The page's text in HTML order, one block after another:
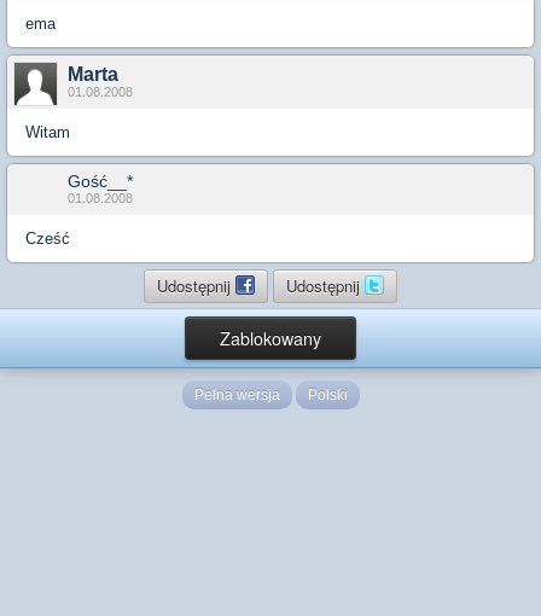
ema
Marta
01.08.2008
Witam
Gość__*
01.08.2008
Cześć
Udostępnij Udostępnij
Zablokowany
Pełna wersja Polski